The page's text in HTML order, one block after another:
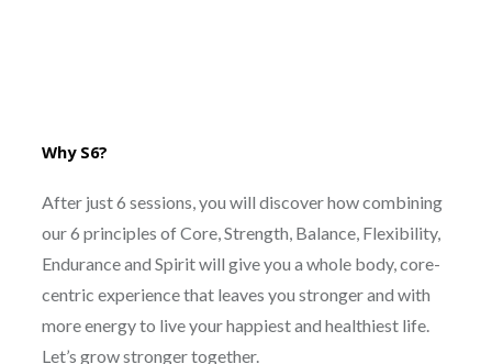
Why S6?
After just 6 sessions, you will discover how combining
our 6 principles of Core, Strength, Balance, Flexibility,
Endurance and Spirit will give you a whole body, core-
centric experience that leaves you stronger and with
more energy to live your happiest and healthiest life.
Let’s grow stronger together.